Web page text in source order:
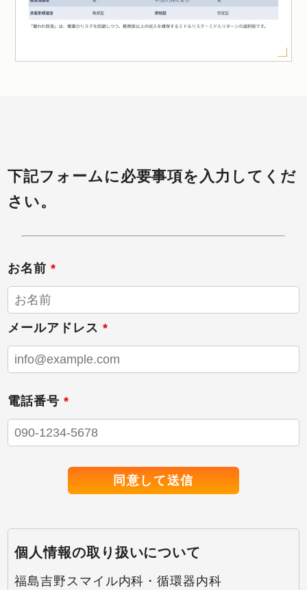
下記フォームに必要事項を入力してくだ
さい。
お名前 *
メールアドレス *
電話番号 *
個人情報の取り扱いについて
福島吉野スマイル内科・循環器内科